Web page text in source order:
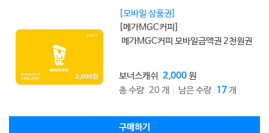
[모바일 상품권]
[메가MGC커피]
메가MGC커피 모바일금액권 2천원권
보너스캐쉬 2,000원
총 수량 20 개
남은 수량 17개
구매하기